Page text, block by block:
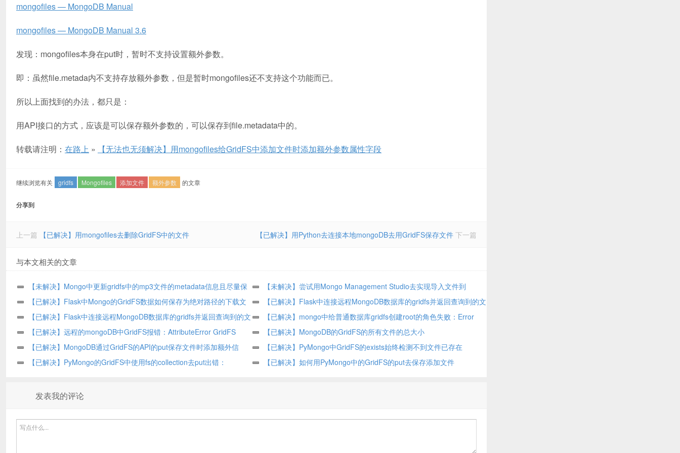
mongofiles — MongoDB Manual
mongofiles — MongoDB Manual 3.6
发现：mongofiles本身在put时，暂时不支持设置额外参数。
即：虽然file.metada内不支持存放额外参数，但是暂时mongofiles还不支持这个功能而已。
所以上面找到的办法，都只是：
用API接口的方式，应该是可以保存额外参数的，可以保存到file.metadata中的。
转载请注明： 在路上 » 【无法也无须解决】用mongofiles给GridFS中添加文件时添加额外参数属性字段
继续浏览有关 gridfs Mongofiles 添加文件 额外参数 的文章
分享到
上一篇 【已解决】用mongofiles去删除GridFS中的文件 【已解决】用Python去连接本地mongoDB去用GridFS保存文件 下一篇
与本文相关的文章
【未解决】Mongo中更新gridfs中的mp3文件的metadata信息且尽量保
持id不变
【未解决】尝试用Mongo Management Studio去实现导入文件到
Mongo的gridfs且带metadata信息
【已解决】Flask中Mongo的GridFS数据如何保存为绝对路径的下载文
件地址
【已解决】Flask中连接远程MongoDB数据库的gridfs并返回查询到的文
件数据
【已解决】Flask中连接远程MongoDB数据库的gridfs并返回查询到的文
件数据
【已解决】mongo中给普通数据库gridfs创建root的角色失败：Error
couldn’t add user No role named root@gridfs
【已解决】远程的mongoDB中GridFS报错：AttributeError GridFS
object has no attribute totalSize
【已解决】MongoDB的GridFS的所有文件的总大小
【已解决】MongoDB通过GridFS的API的put保存文件时添加额外信
息
【已解决】PyMongo中GridFS的exists始终检测不到文件已存在
【已解决】PyMongo的GridFS中使用fs的collection去put出错：
【已解决】如何用PyMongo中的GridFS的put去保存添加文件
发表我的评论